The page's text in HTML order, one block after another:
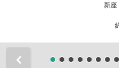
新座